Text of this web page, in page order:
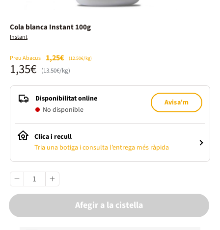
Cola blanca Instant 100g
Instant
Preu Abacus 1,25€ (12.50€/kg)
1,35€ (13.50€/kg)
Disponibilitat online
No disponible
Avisa'm
Clica i recull
Tria una botiga i consulta l’entrega més ràpida
Afegir a la cistella